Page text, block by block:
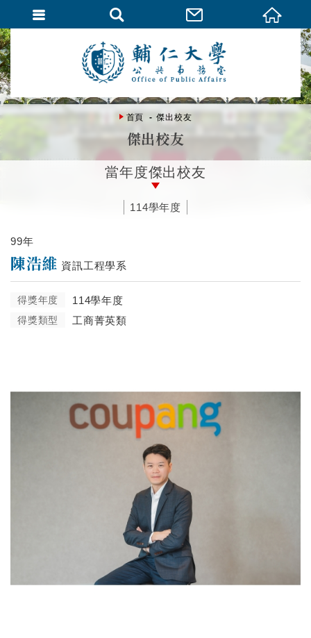
首頁 傑出校友
傑出校友
當年度傑出校友
114學年度
99年
陳浩維 資訊工程學系
得獎年度 114學年度
得獎類型 工商菁英類